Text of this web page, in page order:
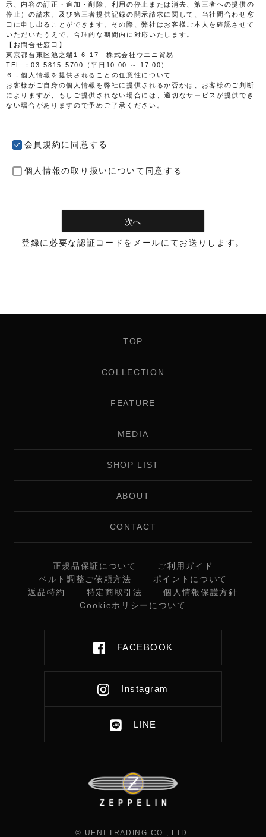
示、内容の訂正・追加・削除、利用の停止または消去、第三者への提供の
停止）の請求、及び第三者提供記録の開示請求に関して、当社問合わせ窓
口に申し出ることができます。その際、弊社はお客様ご本人を確認させて
いただいたうえで、合理的な期間内に対応いたします。
【お問合せ窓口】
東京都台東区池之端1-6-17 株式会社ウエニ貿易
TEL ：03-5815-5700（平日10:00 ～ 17:00）
６．個人情報を提供されることの任意性について
お客様がご自身の個人情報を弊社に提供されるか否かは、お客様のご判断
によりますが、もしご提供されない場合には、適切なサービスが提供でき
ない場合がありますので予めご了承ください。
会員規約に同意する
個人情報の取り扱いについて同意する
次へ
登録に必要な認証コードをメールにてお送りします。
TOP
COLLECTION
FEATURE
MEDIA
SHOP LIST
ABOUT
CONTACT
正規品保証について
ご利用ガイド
ベルト調整ご依頼方法
ポイントについて
返品特約
特定商取引法
個人情報保護方針
Cookieポリシーについて
FACEBOOK
Instagram
LINE
© UENI TRADING CO., LTD.